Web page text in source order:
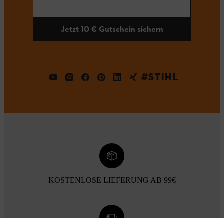
Jetzt 10 € Gutschein sichern
#STIHL
KOSTENLOSE LIEFERUNG AB 99€